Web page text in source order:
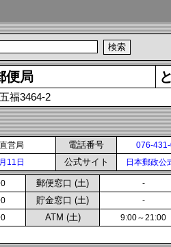
便局
福3464-2
営局 電話番号 076-
11日 公式サイト 日本郵政公
郵便窓口 (土) -
貯金窓口 (土) -
ATM (土) 9:00～21:00